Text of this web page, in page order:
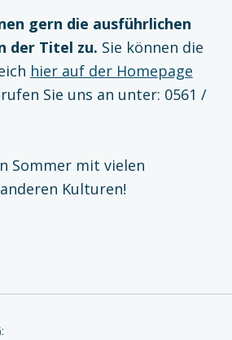
gern die ausführlichen
der Titel zu. Sie können die
hier auf der Homepage
Sie uns an unter: 0561 /
Sommer mit vielen
Kulturen!